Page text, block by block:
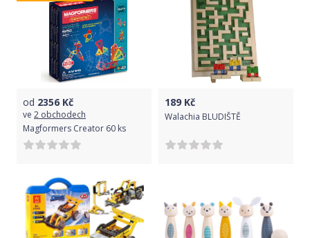
od 2356 Kč
ve 2 obchodech
Magformers Creator 60 ks
189 Kč
Walachia BLUDIŠTĚ